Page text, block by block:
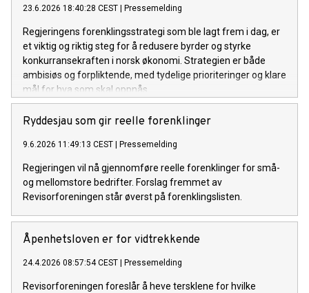
23.6.2026 18:40:28 CEST Pressemelding
Regjeringens forenklingsstrategi som ble lagt frem i dag, er
et viktig og riktig steg for å redusere byrder og styrke
konkurransekraften i norsk økonomi. Strategien er både
ambisiøs og forpliktende, med tydelige prioriteringer og klare
mål for hva som skal oppnås.
Ryddesjau som gir reelle forenklinger
9.6.2026 11:49:13 CEST Pressemelding
Regjeringen vil nå gjennomføre reelle forenklinger for små-
og mellomstore bedrifter. Forslag fremmet av
Revisorforeningen står øverst på forenklingslisten.
Åpenhetsloven er for vidtrekkende
24.4.2026 08:57:54 CEST Pressemelding
Revisorforeningen foreslår å heve tersklene for hvilke